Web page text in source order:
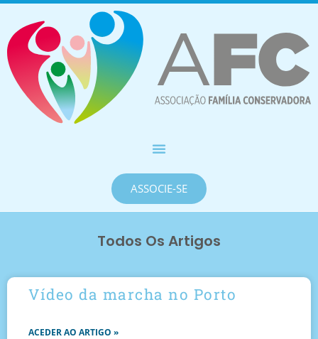
ASSOCIE-SE
Todos Os Artigos
Vídeo da marcha no Porto
ACEDER AO ARTIGO »